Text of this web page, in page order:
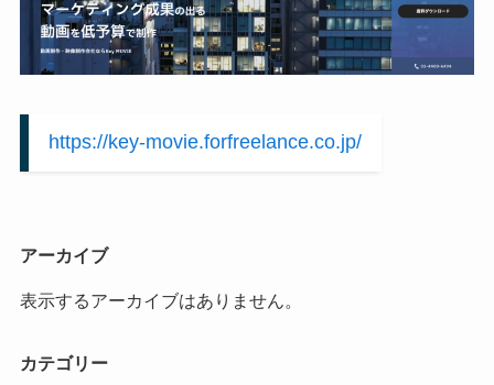
https://key-movie.forfreelance.co.jp/
アーカイブ
表示するアーカイブはありません。
カテゴリー